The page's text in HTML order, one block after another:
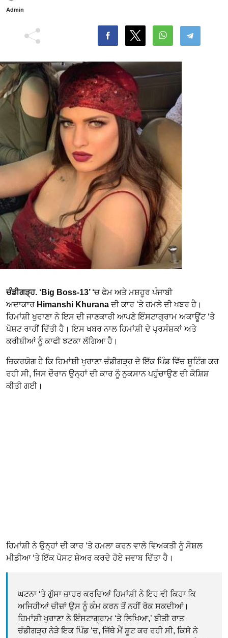
Admin
ਚੰਡੀਗੜ੍ਹ. ‘Big Boss-13’ ‘ਚ ਫੇਮ ਅਤੇ ਮਸ਼ਹੂਰ ਪੰਜਾਬੀ
ਅਦਾਕਾਰ Himanshi Khuranaਦੀ ਕਾਰ ‘ਤੇ ਹਮਲੇ ਦੀ ਖਬਰ ਹੈ।
ਹਿਮਾਂਸ਼ੀ ਖੁਰਾਣਾ ਨੇ ਇਸ ਦੀ ਜਾਣਕਾਰੀ ਆਪਣੇ ਇੰਸਟਾਗ੍ਰਾਮ ਅਕਾਊਂਟ ‘ਤੇ
ਪੋਸ਼ਟ ਰਾਹੀਂ ਦਿੱਤੀ ਹੈ। ਇਸ ਖਬਰ ਨਾਲ ਹਿਮਾਂਸ਼ੀ ਦੇ ਪ੍ਰਸੰਸ਼ਕਾਂ ਅਤੇ
ਕਰੀਬੀਆਂ ਨੂੰ ਕਾਫੀ ਝਟਕਾ ਲੱਗਿਆ ਹੈ।
ਜ਼ਿਕਰਯੋਗ ਹੈ ਕਿ ਹਿਮਾਂਸ਼ੀ ਖੁਰਾਣਾ ਚੰਡੀਗੜ੍ਹ ਦੇ ਇੱਕ ਪਿੰਡ ਵਿੱਚ ਸ਼ੂਟਿੰਗ ਕਰ
ਰਹੀ ਸੀ, ਜਿਸ ਦੌਰਾਨ ਉਨ੍ਹਾਂ ਦੀ ਕਾਰ ਨੂੰ ਨੁਕਸਾਨ ਪਹੁੰਚਾਉਣ ਦੀ ਕੋਸ਼ਿਸ਼
ਕੀਤੀ ਗਈ।
ਹਿਮਾਂਸ਼ੀ ਨੇ ਉਨ੍ਹਾਂ ਦੀ ਕਾਰ ‘ਤੇ ਹਮਲਾ ਕਰਨ ਵਾਲੇ ਵਿਅਕਤੀ ਨੂੰ ਸੋਸ਼ਲ
ਮੀਡੀਆ ‘ਤੇ ਇੱਕ ਪੋਸਟ ਸ਼ੇਅਰ ਕਰਦੇ ਹੋਏ ਜਵਾਬ ਦਿੱਤਾ ਹੈ।
ਘਟਨਾ ‘ਤੇ ਗੁੱਸਾ ਜ਼ਾਹਰ ਕਰਦਿਆਂ ਹਿਮਾਂਸ਼ੀ ਨੇ ਇਹ ਵੀ ਕਿਹਾ ਕਿ
ਅਜਿਹੀਆਂ ਚੀਜ਼ਾਂ ਉਸ ਨੂੰ ਕੰਮ ਕਰਨ ਤੋਂ ਨਹੀਂ ਰੋਕ ਸਕਦੀਆਂ।
ਹਿਮਾਂਸ਼ੀ ਖੁਰਾਣਾ ਨੇ ਇੰਸਟਾਗ੍ਰਾਮ ‘ਤੇ ਲਿਖਿਆ,’ ਬੀਤੀ ਰਾਤ
ਚੰਡੀਗੜ੍ਹ ਨੇੜੇ ਇਕ ਪਿੰਡ ‘ਚ, ਜਿੱਥੇ ਮੈਂ ਸ਼ੂਟ ਕਰ ਰਹੀ ਸੀ, ਕਿਸੇ ਨੇ